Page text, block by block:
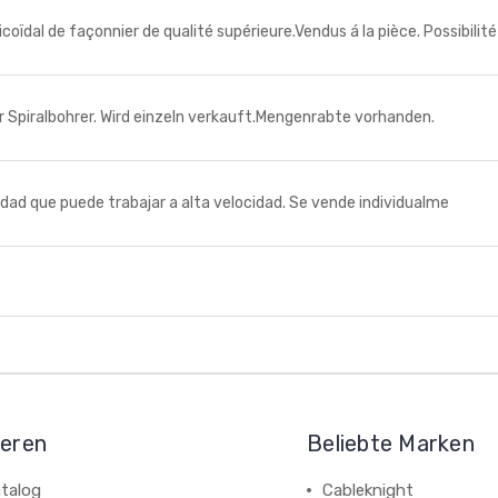
de façonnier de qualité supérieure.Vendus á la pièce.
Spiralbohrer. Wird einzeln verkauft.Mengenrabte vorhanden.
que puede trabajar a alta velocidad. Se vende individualme
Beliebte Marken
Cableknight